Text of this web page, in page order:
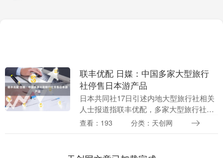
联丰优配 日媒：中国多家大型旅行
社停售日本游产品
日本共同社17日引述内地大型旅行社相关
人士报道指联丰优配，多家大型旅行社已
暂停销售日本游产品。 业内人士表示，针
查看：193 分类：天创网